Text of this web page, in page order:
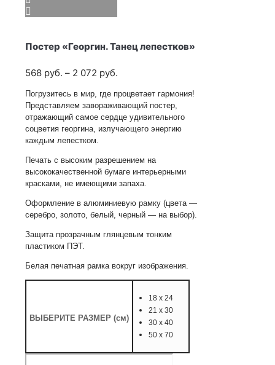
Постер «Георгин. Танец лепестков»
568 руб. – 2 072 руб.
568
руб.
–
2 072
Погрузитесь в мир, где процветает гармония!
Представляем завораживающий постер,
отражающий самое сердце удивительного
соцветия георгина, излучающего энергию
каждым лепестком.
Печать с высоким разрешением на
высококачественной бумаге интерьерными
красками, не имеющими запаха.
Оформление в алюминиевую рамку (цвета —
серебро, золото, белый, черный — на выбор).
Защита прозрачным глянцевым тонким
пластиком ПЭТ.
Белая печатная рамка вокруг изображения.
ВЫБЕРИТЕ РАЗМЕР (см)
18 х 24
21 х 30
30 х 40
50 х 70